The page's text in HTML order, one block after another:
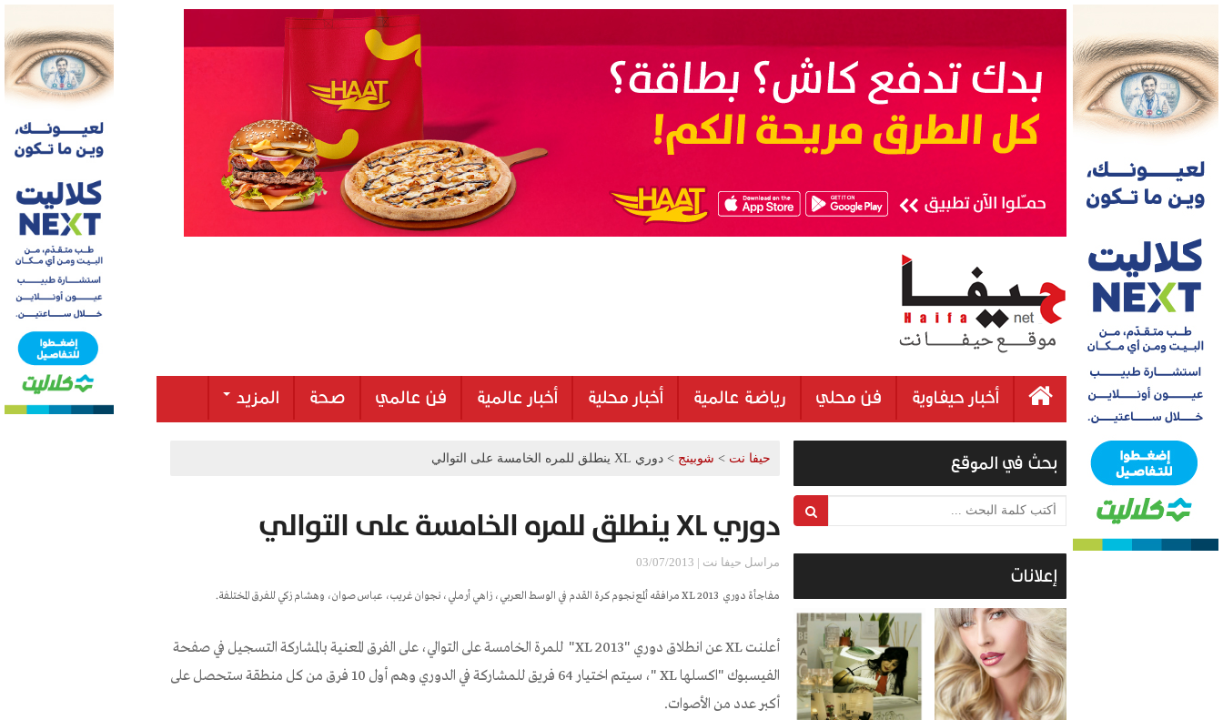
أخبار حيفاوية فن محلي رياضة عالمية أخبار محلية أخبار عالمية فن عالمي صحة المزيد
حيفا نت > شوبينج > دوري XL ينطلق للمره الخامسة على التوالي
دوري XL ينطلق للمره الخامسة على التوالي
مراسل حيفا نت | 03/07/2013
مفاجأة دوري XL 2013 مرافقه ألمع نجوم كرة القدم في الوسط العربي، زاهي أرملي، نجوان غريب، عباس صوان، وهشام زكي للفرق المختلفة.
أعلنت XLعن انطلاق دوري "2013 XL" للمرة الخامسة على التوالي، على الفرق المعنية بالمشاركة التسجيل في صفحة
الفيسبوك "اكسلهاXL
"، سيتم اختيار 64 فريق للمشاركة في الدوري وهم أول 10 فرق من كل منطقة ستحصل على
أكبر عدد من الأصوات.
بحث في الموقع
أكتب كلمة البحث ...
إعلانات